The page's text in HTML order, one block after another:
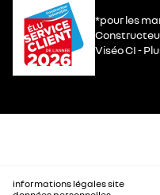
*pour les
Viséo CI -
informations légales site